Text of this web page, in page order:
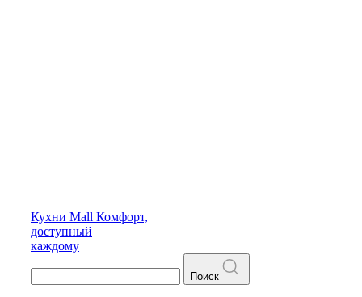
Кухни Mall Комфорт,
доступный
каждому
Поиск